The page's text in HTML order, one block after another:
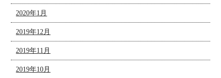
2020年1月
2019年12月
2019年11月
2019年10月